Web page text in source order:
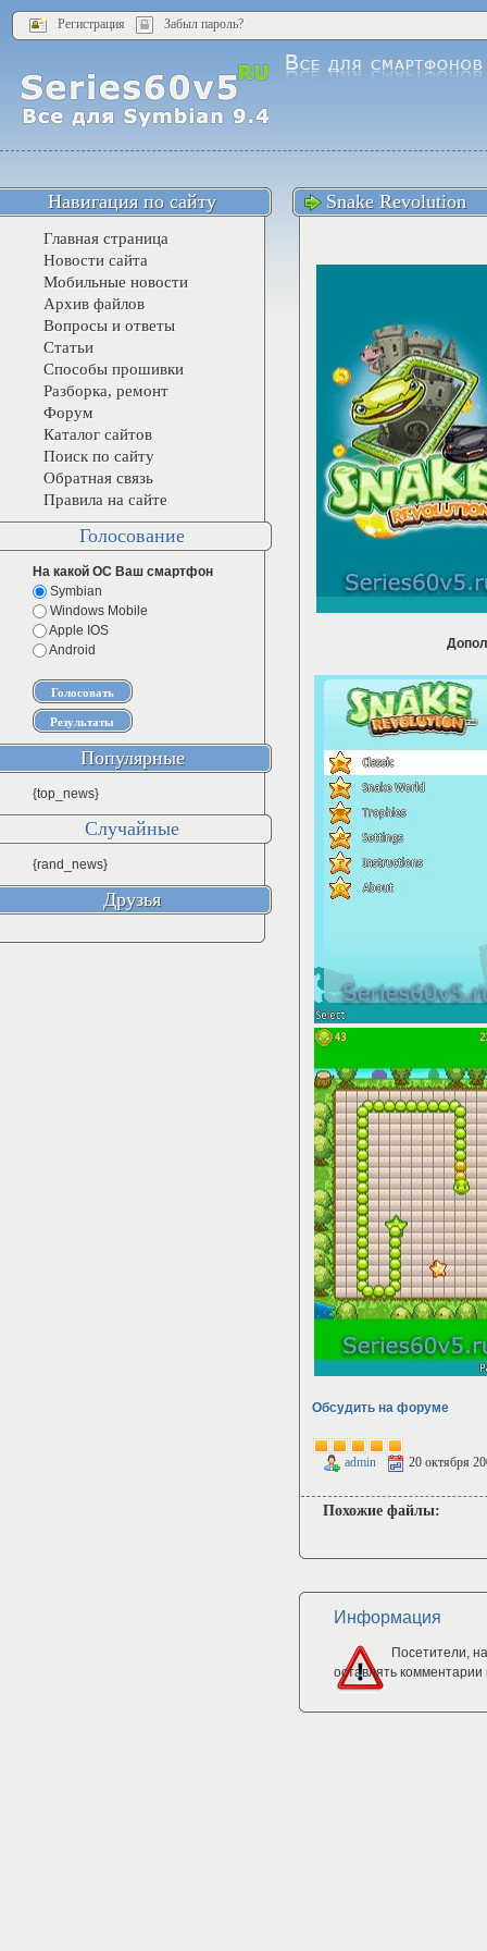
Регистрация Забыл пароль?
Snake Revolution
Обсудить на форуме
admin 20 октября
Похожие файлы:
Информация
Посетители,
оставлять комментарии
Навигация по сайту
Главная страница
Новости сайта
Мобильные новости
Архив файлов
Вопросы и ответы
Статьи
Способы прошивки
Разборка, ремонт
Форум
Каталог сайтов
Поиск по сайту
Обратная связь
Правила на сайте
Голосование
На какой ОС Ваш смартфон
Symbian
Windows Mobile
Apple IOS
Android
Популярные
{top_news}
Случайные
{rand_news}
Друзья